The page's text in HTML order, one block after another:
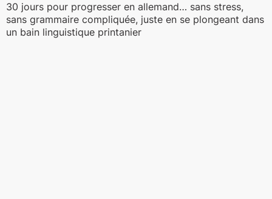
30 jours pour progresser en allemand… sans stress,
sans grammaire compliquée, juste en se plongeant dans
un bain linguistique printanier